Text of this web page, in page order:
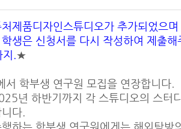
제품디자인스튜디오가 추가되었으
생은 신청서를 다시 작성하여 제출해
. ★
서 학부생 연구원 모집을 연장합니다.
년 하반기까지 각 스튜디오의 스터
다.
하는 학부생 연구원에게는 해외탐방